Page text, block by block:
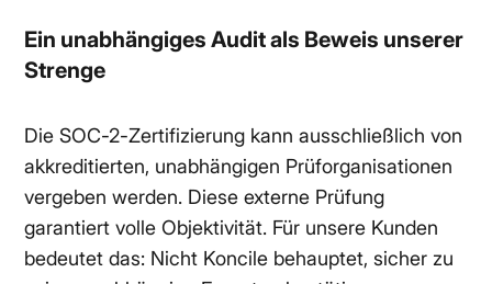
Ein unabhängiges Audit als Beweis unserer
Strenge
Die SOC-2-Zertifizierung kann ausschließlich von
akkreditierten, unabhängigen Prüforganisationen
vergeben werden. Diese externe Prüfung
garantiert volle Objektivität. Für unsere Kunden
bedeutet das: Nicht Koncile behauptet, sicher zu